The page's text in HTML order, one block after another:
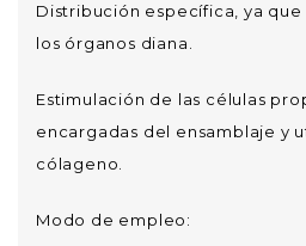
Distribución específica, ya
los órganos diana.
Estimulación de las células
encargadas del ensamblaje y
cólageno.
Modo de empleo: